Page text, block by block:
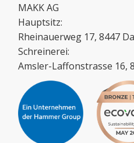
MAKK AG
Hauptsitz:
Rheinauerweg 17, 8447
Schreinerei:
Amsler-Laffonstrasse 16,